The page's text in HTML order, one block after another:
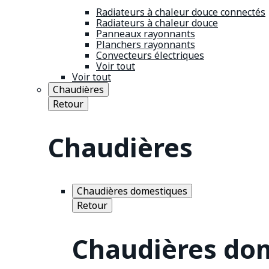
Radiateurs à chaleur douce connectés
Radiateurs à chaleur douce
Panneaux rayonnants
Planchers rayonnants
Convecteurs électriques
Voir tout
Voir tout
Chaudières
Retour
Chaudières
Chaudières domestiques
Retour
Chaudières